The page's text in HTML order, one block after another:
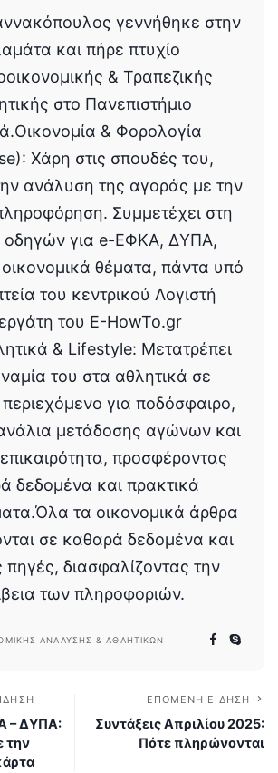
γεννήθηκε στην
και πήρε πτυχίο
& Τραπεζικής
στο Πανεπιστήμιο
& Φορολογία
Χάρη στις σπουδές του,
ανάλυση της αγοράς με την
Συμμετέχει στη
οδηγών για e-ΕΦΚΑ, ΔΥΠΑ,
θέματα, πάντα υπό
του κεντρικού Λογιστή
του E-HowTo.gr
& Lifestyle: Μετατρέπει
του στα αθλητικά σε
για ποδόσφαιρο,
μετάδοσης αγώνων και
προσφέροντας
δεδομένα και πρακτικά
τα οικονομικά άρθρα
σε καθαρά δεδομένα και
πηγές, διασφαλίζοντας την
των πληροφοριών.
ΑΝΆΛΥΣΗΣ & ΑΘΛΗΤΙΚΏΝ
– ΔΥΠΑ:
την
ΕΠΌΜΕΝΗ ΕΊΔΗΣΗ
Συντάξεις Απριλίου 2025:
Πότε πληρώνονται